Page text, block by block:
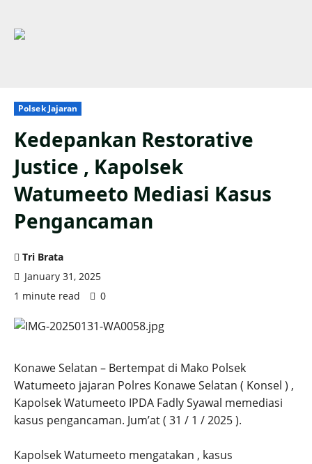
Polsek Jajaran
Kedepankan Restorative
Justice , Kapolsek
Watumeeto Mediasi Kasus
Pengancaman
Tri Brata
January 31, 2025
1 minute read
0
Konawe Selatan – Bertempat di Mako Polsek
Watumeeto jajaran Polres Konawe Selatan ( Konsel ) ,
Kapolsek Watumeeto IPDA Fadly Syawal memediasi
kasus pengancaman. Jum’at ( 31 / 1 / 2025 ).
Kapolsek Watumeeto mengatakan , kasus